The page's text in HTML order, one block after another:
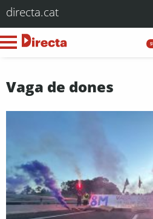
directa.cat
Vaga de dones